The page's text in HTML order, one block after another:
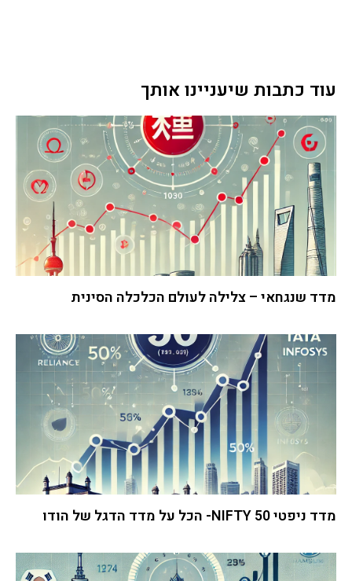
עוד כתבות שיעניינו אותך
מדד שנגחאי – צלילה לעולם הכלכלה הסינית
מדד ניפטי 50 NIFTY- הכל על מדד הדגל של הודו